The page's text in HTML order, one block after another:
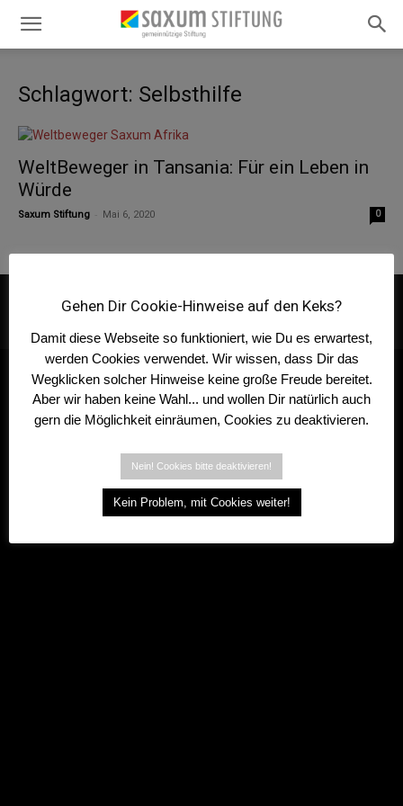
Schlagwort: Selbsthilfe
WeltBeweger in Tansania: Für ein Leben in
Würde
Saxum Stiftung Mai 6, 2020 0
Gehen Dir Cookie-Hinweise auf den Keks?
Damit diese Webseite so funktioniert, wie Du es erwartest,
werden Cookies verwendet. Wir wissen, dass Dir das
Wegklicken solcher Hinweise keine große Freude bereitet.
Aber wir haben keine Wahl... und wollen Dir natürlich auch
gern die Möglichkeit einräumen, Cookies zu deaktivieren.
Nein! Cookies bitte deaktivieren!
Kein Problem, mit Cookies weiter!